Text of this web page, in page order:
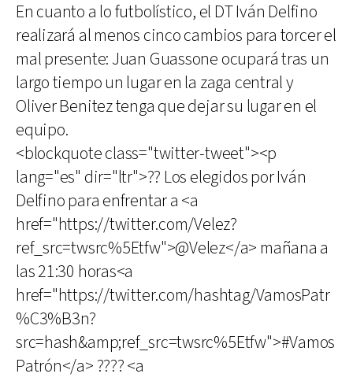
En cuanto a lo futbolístico, el DT Iván Delfino
realizará al menos cinco cambios para torcer el
mal presente: Juan Guassone ocupará tras un
largo tiempo un lugar en la zaga central y
Oliver Benitez tenga que dejar su lugar en el
equipo.
<blockquote class="twitter-tweet"><p
lang="es" dir="ltr">?? Los elegidos por Iván
Delfino para enfrentar a <a
href="https://twitter.com/Velez?
ref_src=twsrc%5Etfw">@Velez</a> mañana a
las 21:30 horas<a
href="https://twitter.com/hashtag/VamosPatr
%C3%B3n?
src=hash&amp;ref_src=twsrc%5Etfw">#Vamos
Patrón</a> ???? <a